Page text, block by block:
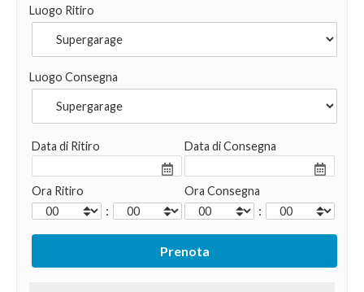
Luogo Ritiro
Luogo Consegna
Data di Ritiro
Ora Ritiro
:
Data di Consegna
Ora Consegna
: